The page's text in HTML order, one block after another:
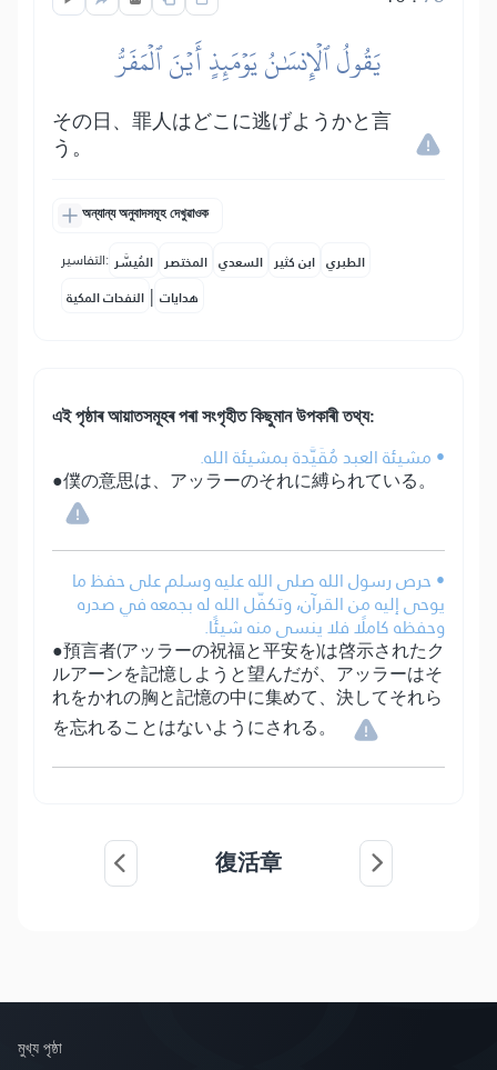
يَقُولُ ٱلۡإِنسَٰنُ يَوۡمَئِذٍ أَيۡنَ ٱلۡمَفَرُّ
その日、罪人はどこに逃げようかと言
う。
অন্যান্য অনুবাদসমূহ দেখুৱাওক
التفاسير: المُيسَّر المختصر السعدي ابن كثير الطبري
النفحات المكية | هدايات
এই পৃষ্ঠাৰ আয়াতসমূহৰ পৰা সংগৃহীত কিছুমান উপকাৰী তথ্য:
• مشيئة العبد مُقَيَّدة بمشيئة الله.
●僕の意思は、アッラーのそれに縛られている。
• حرص رسول الله صلى الله عليه وسلم على حفظ ما
يوحى إليه من القرآن، وتكفّل الله له بجمعه في صدره
وحفظه كاملًا فلا ينسى منه شيئًا.
●預言者(アッラーの祝福と平安を)は啓示されたク
ルアーンを記憶しようと望んだが、アッラーはそ
れをかれの胸と記憶の中に集めて、決してそれら
を忘れることはないようにされる。
復活章
মুখ্য পৃষ্ঠা